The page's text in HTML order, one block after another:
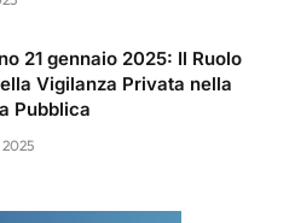
21 gennaio 2025: Il Ruolo
Vigilanza Privata nella
Pubblica